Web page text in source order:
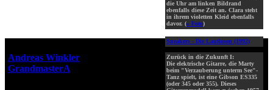
die Uhr am linken Bildrand
ebenfalls diese Zeit an. Clara steht
in ihrem violetten Kleid ebenfalls
davor. (» Foto)
Sneakers - Die Lautlosen (1992)
Zurück in die Zukunft I:
Die elektrische Gitarre, die Marty
beim "Verzauberung unterm See"-
Tanz spielt, ist eine Gibson ES335
(oder 345 oder 355). Dieses
Andreas Winkler
GrandmasterA